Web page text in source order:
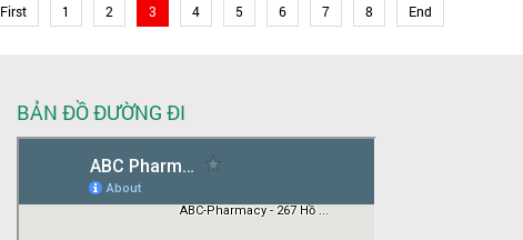
First 1 2 3 4 5 6 7 8 End
BẢN ĐỒ ĐƯỜNG ĐI